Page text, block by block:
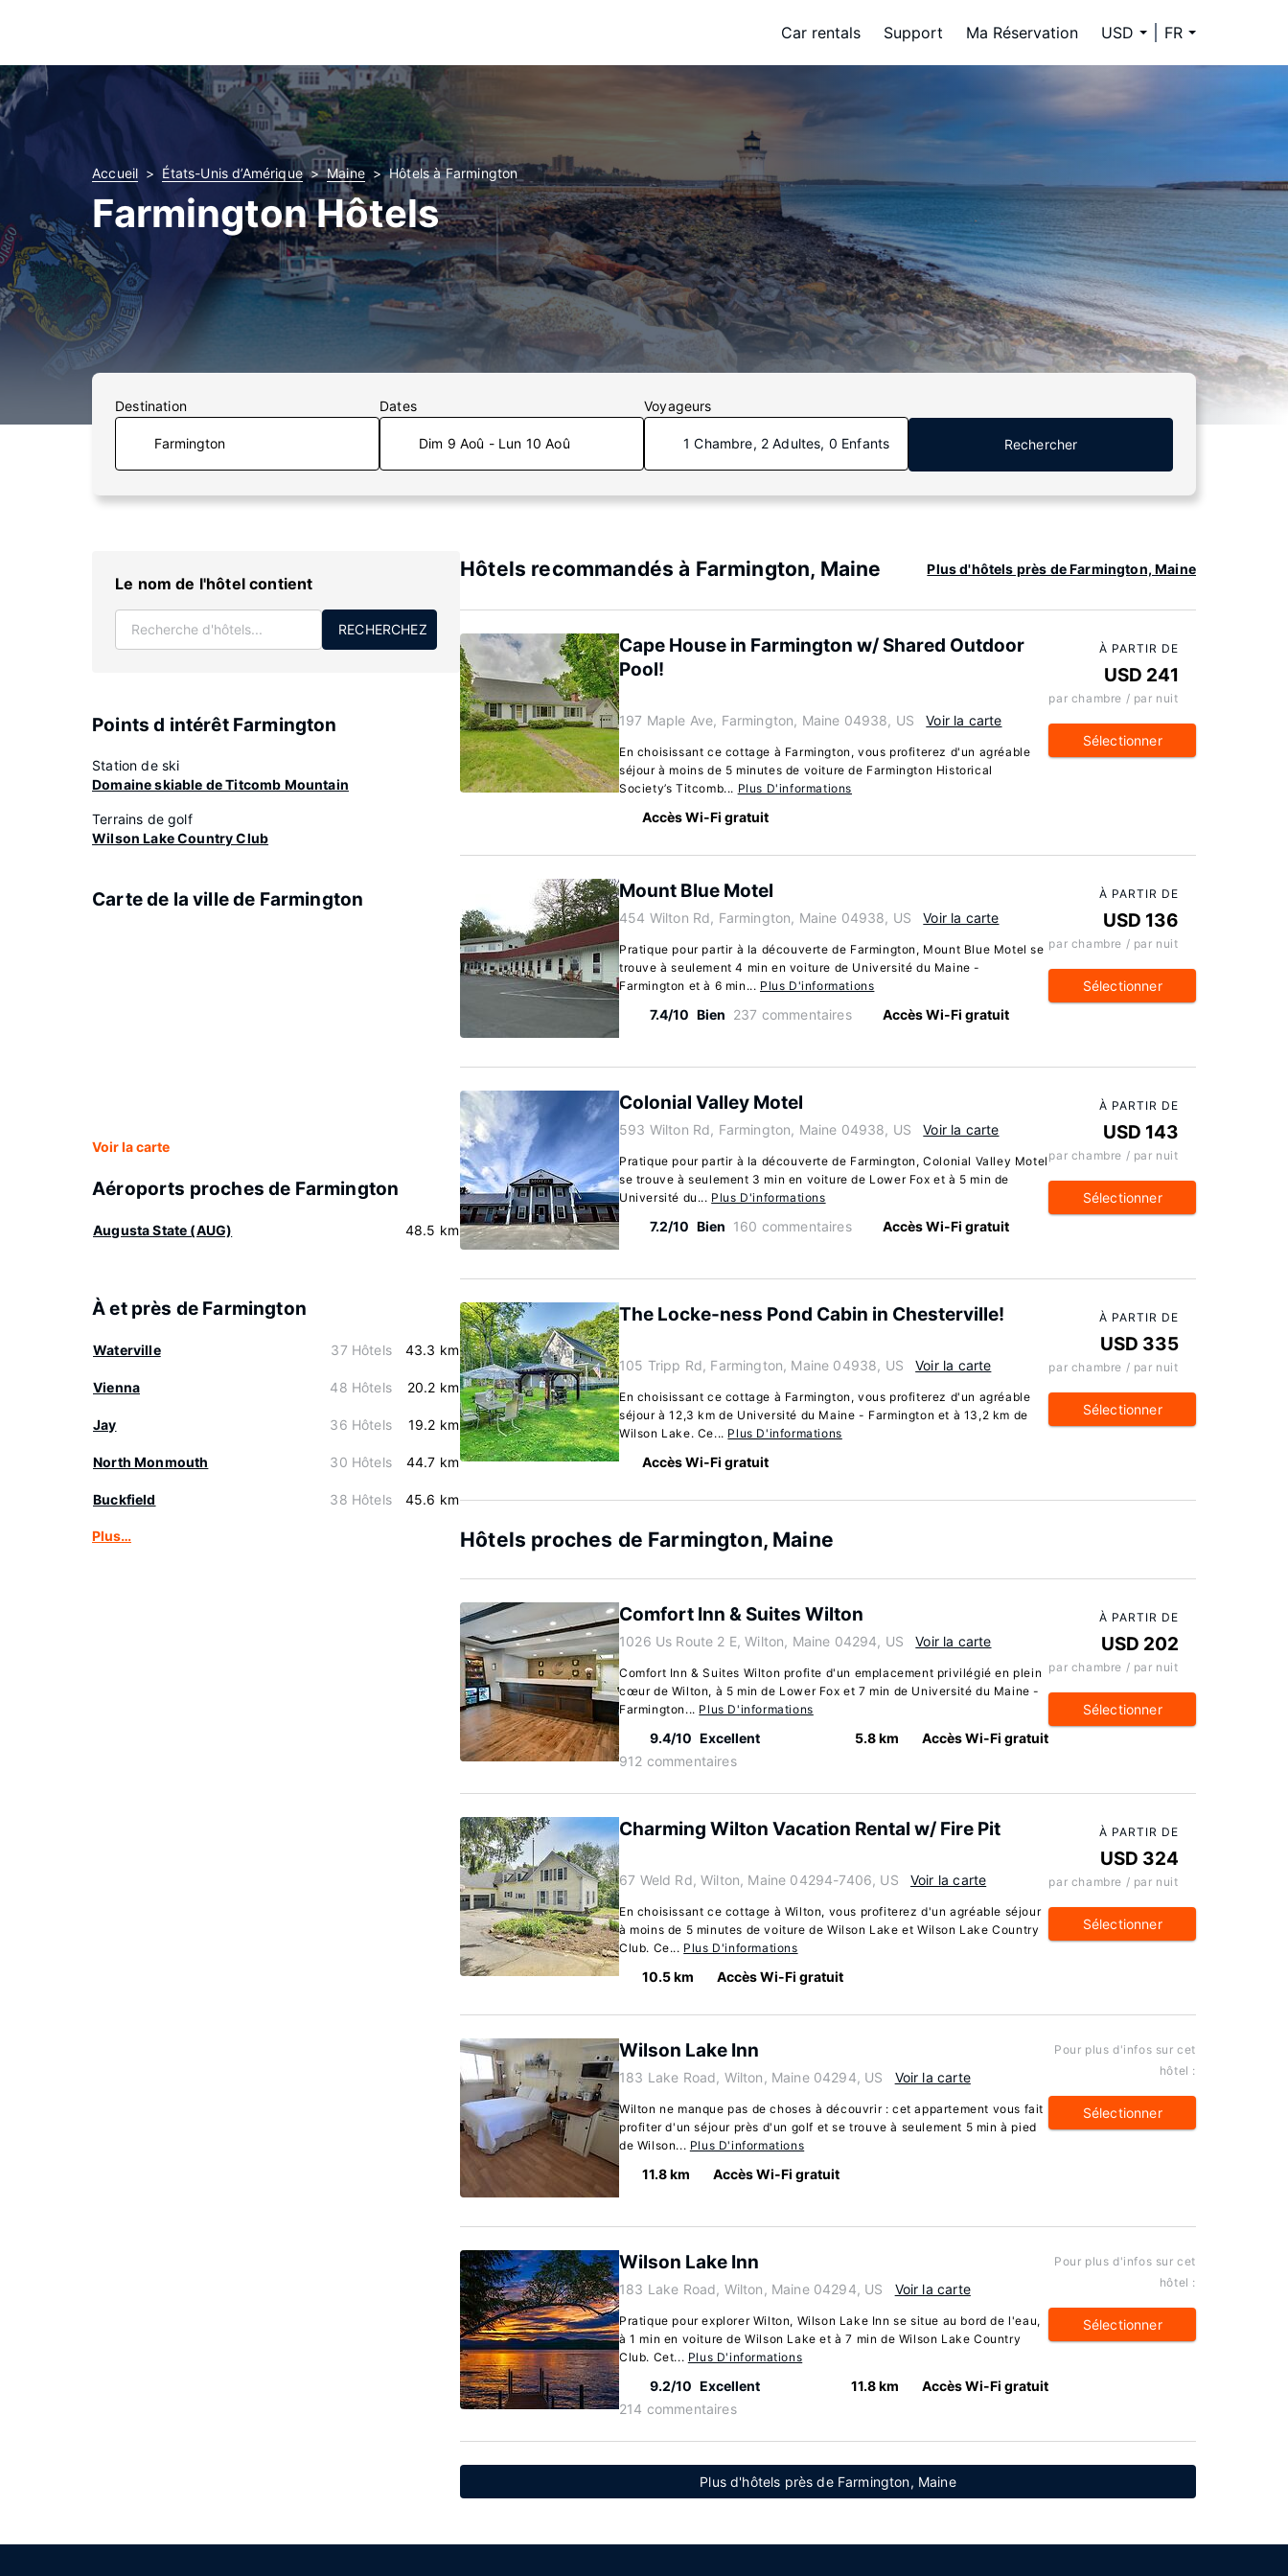
Car rentals Support Ma Réservation USD FR
Accueil États-Unis d’Amérique Maine Hôtels à Farmington
Farmington Hôtels
Destination Dates
Dim 9 Aoû - Lun 10 Aoû
Voyageurs
1 Chambre, 2 Adultes, 0 Enfants Rechercher
Le nom de l'hôtel contient
RECHERCHEZ
Points d intérêt Farmington
Station de ski
Domaine skiable de Titcomb Mountain
Terrains de golf
Wilson Lake Country Club
Carte de la ville de Farmington
Voir la carte
Aéroports proches de Farmington
Augusta State (AUG) 48.5 km
À et près de Farmington
Waterville 37 Hôtels 43.3 km
Vienna 48 Hôtels 20.2 km
Jay 36 Hôtels 19.2 km
North Monmouth 30 Hôtels 44.7 km
Buckfield 38 Hôtels 45.6 km
Plus…
Hôtels recommandés à Farmington, Maine Plus d'hôtels près de Farmington, Maine
Cape House in Farmington w/ Shared Outdoor
Pool!
197 Maple Ave, Farmington, Maine 04938, US Voir la carte
En choisissant ce cottage à Farmington, vous profiterez d'un agréable
séjour à moins de 5 minutes de voiture de Farmington Historical
Society’s Titcomb... Plus D'informations
Accès Wi-Fi gratuit
À PARTIR DE
USD 241
par chambre / par nuit
Sélectionner
Mount Blue Motel
454 Wilton Rd, Farmington, Maine 04938, US Voir la carte
Pratique pour partir à la découverte de Farmington, Mount Blue Motel se
trouve à seulement 4 min en voiture de Université du Maine -
Farmington et à 6 min... Plus D'informations
7.4/10 Bien 237 commentaires Accès Wi-Fi gratuit
À PARTIR DE
USD 136
par chambre / par nuit
Sélectionner
Colonial Valley Motel
593 Wilton Rd, Farmington, Maine 04938, US Voir la carte
Pratique pour partir à la découverte de Farmington, Colonial Valley Motel
se trouve à seulement 3 min en voiture de Lower Fox et à 5 min de
Université du... Plus D'informations
7.2/10 Bien 160 commentaires Accès Wi-Fi gratuit
À PARTIR DE
USD 143
par chambre / par nuit
Sélectionner
The Locke-ness Pond Cabin in Chesterville!
105 Tripp Rd, Farmington, Maine 04938, US Voir la carte
En choisissant ce cottage à Farmington, vous profiterez d'un agréable
séjour à 12,3 km de Université du Maine - Farmington et à 13,2 km de
Wilson Lake. Ce... Plus D'informations
Accès Wi-Fi gratuit
À PARTIR DE
USD 335
par chambre / par nuit
Sélectionner
Hôtels proches de Farmington, Maine
Comfort Inn & Suites Wilton
1026 Us Route 2 E, Wilton, Maine 04294, US Voir la carte
Comfort Inn & Suites Wilton profite d'un emplacement privilégié en plein
cœur de Wilton, à 5 min de Lower Fox et 7 min de Université du Maine -
Farmington... Plus D'informations
9.4/10 Excellent
912 commentaires
5.8 km Accès Wi-Fi gratuit
À PARTIR DE
USD 202
par chambre / par nuit
Sélectionner
Charming Wilton Vacation Rental w/ Fire Pit
67 Weld Rd, Wilton, Maine 04294-7406, US Voir la carte
En choisissant ce cottage à Wilton, vous profiterez d'un agréable séjour
à moins de 5 minutes de voiture de Wilson Lake et Wilson Lake Country
Club. Ce... Plus D'informations
10.5 km Accès Wi-Fi gratuit
À PARTIR DE
USD 324
par chambre / par nuit
Sélectionner
Wilson Lake Inn
183 Lake Road, Wilton, Maine 04294, US Voir la carte
Wilton ne manque pas de choses à découvrir : cet appartement vous fait
profiter d'un séjour près d'un golf et se trouve à seulement 5 min à pied
de Wilson... Plus D'informations
11.8 km Accès Wi-Fi gratuit
Pour plus d'infos sur cet
hôtel :
Sélectionner
Wilson Lake Inn
183 Lake Road, Wilton, Maine 04294, US Voir la carte
Pratique pour explorer Wilton, Wilson Lake Inn se situe au bord de l'eau,
à 1 min en voiture de Wilson Lake et à 7 min de Wilson Lake Country
Club. Cet... Plus D'informations
9.2/10 Excellent
214 commentaires
11.8 km Accès Wi-Fi gratuit
Pour plus d'infos sur cet
hôtel :
Sélectionner
Plus d'hôtels près de Farmington, Maine